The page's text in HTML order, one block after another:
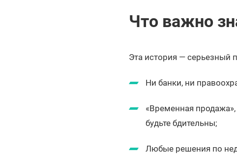
Что важно
Эта история — серьезный
Ни банки, ни
«Временная
будьте бдительны;
Любые решения по